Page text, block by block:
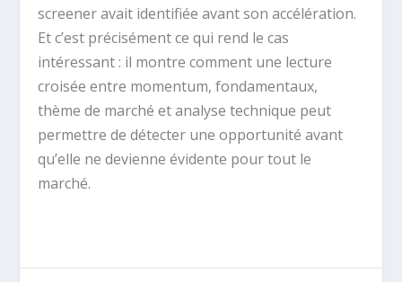
screener avait identifiée avant son accélération.
Et c’est précisément ce qui rend le cas
intéressant : il montre comment une lecture
croisée entre momentum, fondamentaux,
thème de marché et analyse technique peut
permettre de détecter une opportunité avant
qu’elle ne devienne évidente pour tout le
marché.